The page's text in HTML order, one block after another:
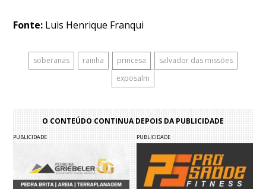
Fonte: Luis Henrique Franqui
soberanas rainha princesa
salvador das missões
exposalm
O CONTEÚDO CONTINUA DEPOIS DA PUBLICIDADE
PUBLICIDADE PUBLICIDADE